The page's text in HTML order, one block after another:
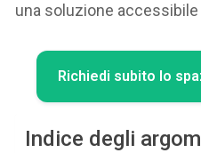
una soluzione
Richiedi subito lo
Indice degli